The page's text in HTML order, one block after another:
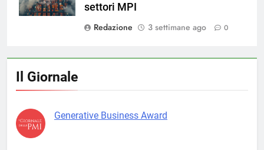
settori MPI
Redazione
3 settimane ago 0
Il Giornale
Generative Business Award